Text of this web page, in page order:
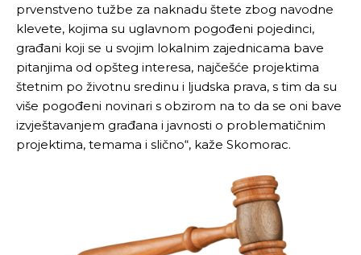
prvenstveno tužbe za naknadu štete zbog navodne
klevete, kojima su uglavnom pogođeni pojedinci,
građani koji se u svojim lokalnim zajednicama bave
pitanjima od opšteg interesa, najčešće projektima
štetnim po životnu sredinu i ljudska prava, s tim da su
više pogođeni novinari s obzirom na to da se oni bave
izvještavanjem građana i javnosti o problematičnim
projektima, temama i slično“, kaže Skomorac.